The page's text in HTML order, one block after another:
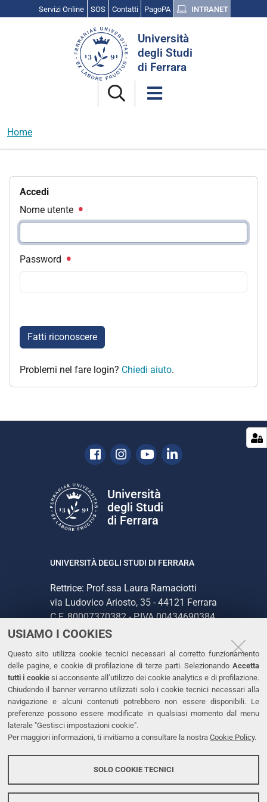
USIAMO I COOKIES
Questo sito utilizza cookie tecnici necessari al corretto funzionamento
delle pagine, e cookie di profilazione di terze parti. Selezionando Accetta
tutti i cookiesi acconsente all’utilizzo dei cookie analytics e di profilazione.
Chiudendo il banner verranno utilizzati solo i cookie tecnici necessari alla
navigazione e alcuni contenuti potrebbero non essere disponibili. Le
preferenze possono essere modificate in qualsiasi momento dal menu
laterale "Gestisci impostazioni cookie".
Per maggiori informazioni, ti invitiamo a consultare la nostra Cookie Policy.
SOLO COOKIE TECNICI
Servizi Online SOS Contatti PagoPA INTRANET
Università
degli Studi
di Ferrara
Home
Accedi
Nome utente
Password
Fatti riconoscere
Problemi nel fare login? Chiedi aiuto.
Facebook
Instagram
YoutubeLinkedin
Università
degli Studi
di Ferrara
UNIVERSITÀ DEGLI STUDI DI FERRARA
Rettrice: Prof.ssa Laura Ramaciotti
via Ludovico Ariosto, 35 - 44121 Ferrara
C.F. 80007370382 - P.IVA 00434690384
CONTATTI
Tel. +39 0532 293111
Fax. +39 0532 293031
PEC
LINKS
Accessibilità
Protezione dati personali